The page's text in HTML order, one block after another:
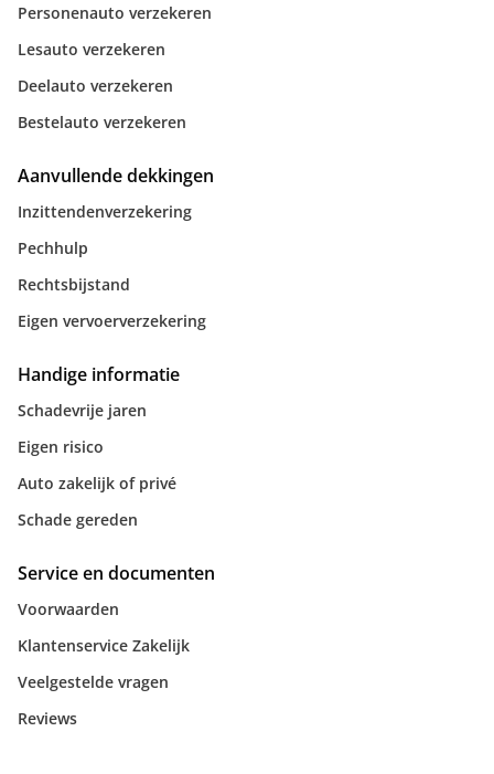
Personenauto verzekeren
Lesauto verzekeren
Deelauto verzekeren
Bestelauto verzekeren
Aanvullende dekkingen
Inzittendenverzekering
Pechhulp
Rechtsbijstand
Eigen vervoerverzekering
Handige informatie
Schadevrije jaren
Eigen risico
Auto zakelijk of privé
Schade gereden
Service en documenten
Voorwaarden
Klantenservice Zakelijk
Veelgestelde vragen
Reviews